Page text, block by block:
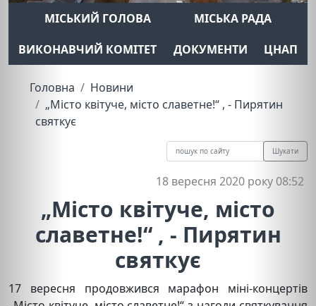
МІСЬКИЙ ГОЛОВА
МІСЬКА РАДА
ВИКОНАВЧИЙ КОМІТЕТ
ДОКУМЕНТИ ЦНАП
Головна
Новини
„Місто квітуче, місто славетне!“ , - Пирятин
святкує
Шукати
18 вересня 2020 року 08:52
„Місто квітуче, місто
славетне!“ , - Пирятин
святкує
17 вересня продовжився марафон міні-концертів